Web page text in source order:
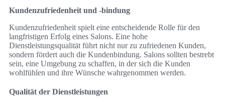
Kundenzufriedenheit und -bindung
Kundenzufriedenheit spielt eine entscheidende Rolle für den
langfristigen Erfolg eines Salons. Eine hohe
Dienstleistungsqualität führt nicht nur zu zufriedenen Kunden,
sondern fördert auch die Kundenbindung. Salons sollten bestrebt
sein, eine Umgebung zu schaffen, in der sich die Kunden
wohlfühlen und ihre Wünsche wahrgenommen werden.
Qualität der Dienstleistungen